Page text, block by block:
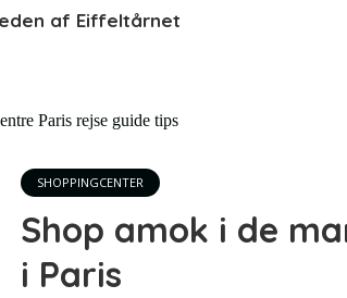
af Eiffeltårnet
SHOPPINGCENTER
Shop amok i de
i Paris